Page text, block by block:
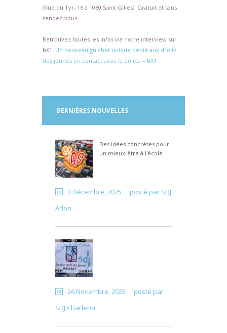
(Rue du Tyr, 16 à 1060 Saint Gilles). Gratuit et sans
rendez-vous.
Retrouvez toutes les infos via notre interview sur
bX1: Un nouveau guichet unique dédié aux droits
des jeunes en contact avec la police – BX1
DERNIÈRES NOUVELLES
Des idées concrètes pour
un mieux-être à l'école.
3 Décembre, 2025 posté par SDJ
Arlon
26 Novembre, 2025
posté par
SDJ Charleroi